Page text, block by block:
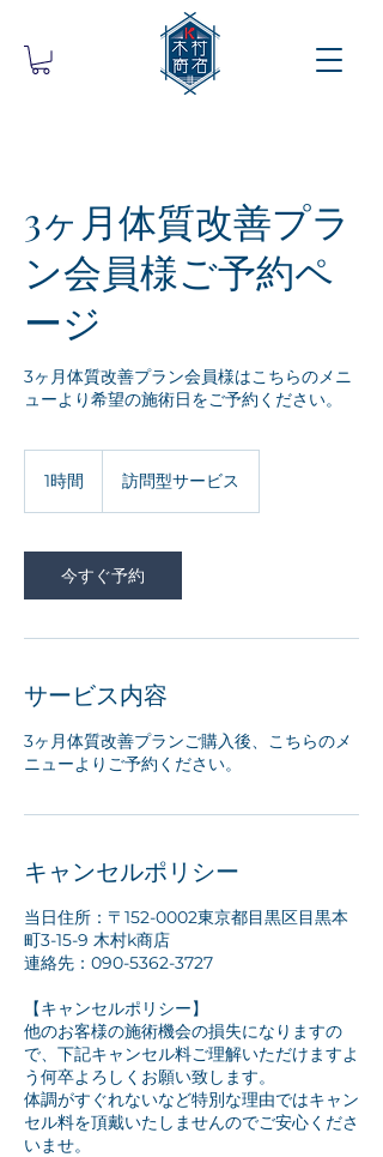
3ヶ月体質改善プラ
ン会員様ご予約ペ
ージ
3ヶ月体質改善プラン会員様はこちらのメニ
ューより希望の施術日をご予約ください。
1時間 訪問型サービス
今すぐ予約
サービス内容
3ヶ月体質改善プランご購入後、こちらのメ
ニューよりご予約ください。
キャンセルポリシー
当日住所：〒152-0002東京都目黒区目黒本
町3-15-9 木村k商店
連絡先：090-5362-3727
【キャンセルポリシー】
他のお客様の施術機会の損失になりますの
で、下記キャンセル料ご理解いただけますよ
う何卒よろしくお願い致します。
体調がすぐれないなど特別な理由ではキャン
セル料を頂戴いたしませんのでご安心くださ
いませ。